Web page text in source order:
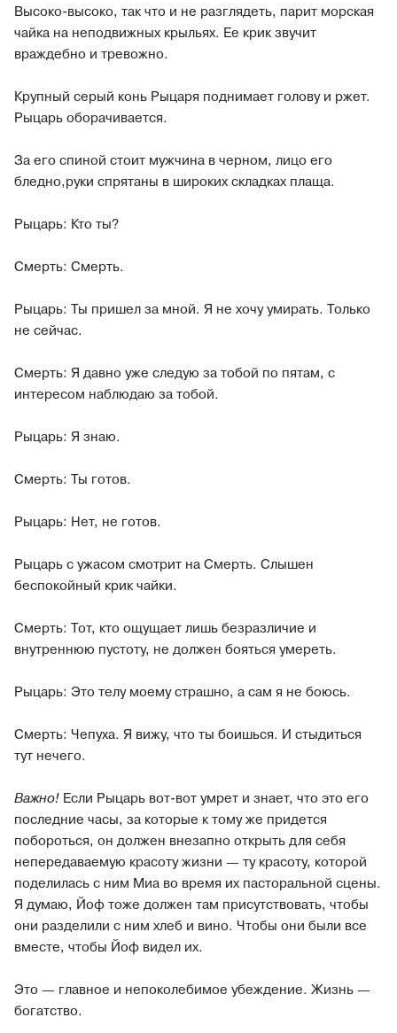
Высоко-высоко, так что и не разглядеть, парит морская
чайка на неподвижных крыльях. Ее крик звучит
враждебно и тревожно.
Крупный серый конь Рыцаря поднимает голову и ржет.
Рыцарь оборачивается.
За его спиной стоит мужчина в черном, лицо его
бледно,руки спрятаны в широких складках плаща.
Рыцарь: Кто ты?
Смерть: Смерть.
Рыцарь: Ты пришел за мной. Я не хочу умирать. Только
не сейчас.
Смерть: Я давно уже следую за тобой по пятам, с
интересом наблюдаю за тобой.
Рыцарь: Я знаю.
Смерть: Ты готов.
Рыцарь: Нет, не готов.
Рыцарь с ужасом смотрит на Смерть. Слышен
беспокойный крик чайки.
Смерть: Тот, кто ощущает лишь безразличие и
внутреннюю пустоту, не должен бояться умереть.
Рыцарь: Это телу моему страшно, а сам я не боюсь.
Смерть: Чепуха. Я вижу, что ты боишься. И стыдиться
тут нечего.
Важно! Если Рыцарь вот-вот умрет и знает, что это его
последние часы, за которые к тому же придется
побороться, он должен внезапно открыть для себя
непередаваемую красоту жизни — ту красоту, которой
поделилась с ним Миа во время их пасторальной сцены.
Я думаю, Йоф тоже должен там присутствовать, чтобы
они разделили с ним хлеб и вино. Чтобы они были все
вместе, чтобы Йоф видел их.
Это — главное и непоколебимое убеждение. Жизнь —
богатство.